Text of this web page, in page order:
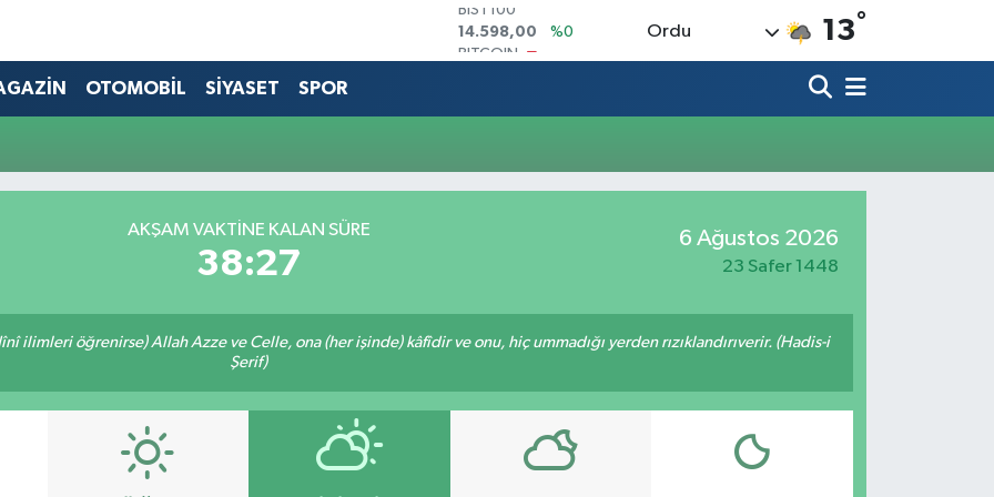
BITCOIN
79.591,74
%-1.82
DOLAR
61,60380
%0.18
Ordu 13°
OTOMOBİL SİYASET SPOR
AKŞAM VAKTİNE KALAN SÜRE
38:27
6 Ağustos 2026
23 Safer 1448
ilimleri öğrenirse) Allah Azze ve Celle, ona (her işinde) kâfîdir ve onu, hiç ummadığı yerden rızıklandırıverir. (Hadis-i
Şerif)